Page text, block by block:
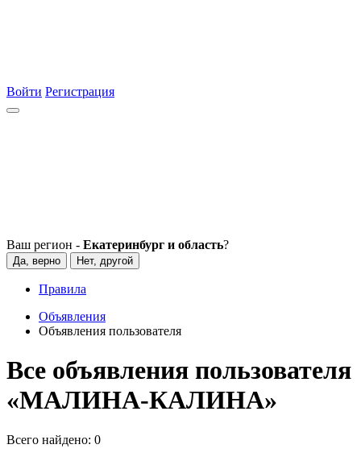
Войти Регистрация
Ваш регион - Екатеринбург и область?
Да, верно Нет, другой
Правила
Объявления
Объявления пользователя
Все объявления пользователя
«МАЛИНА-КАЛИНА»
Всего найдено: 0